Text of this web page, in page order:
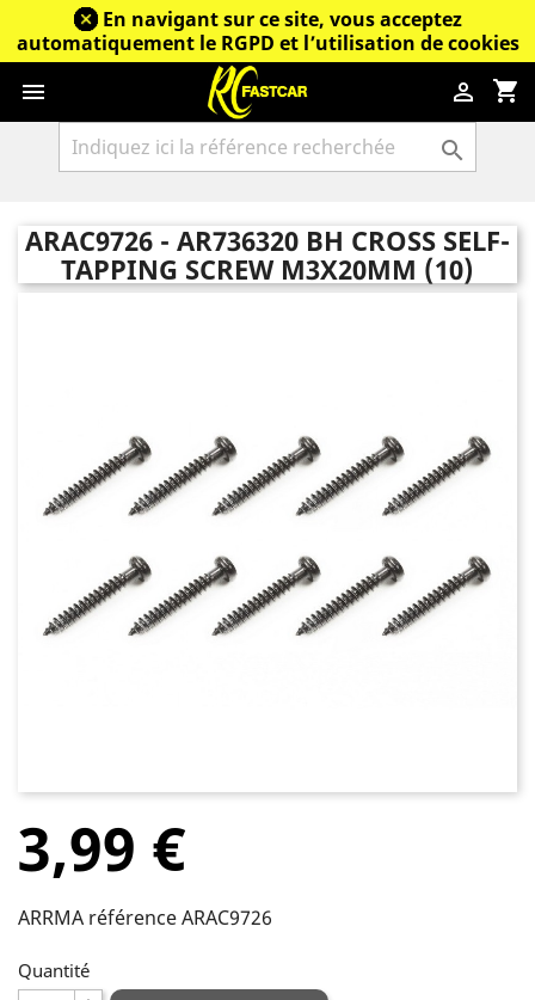
En navigant sur ce site, vous acceptez
automatiquement le RGPD et l’utilisation de cookies
 shopping_cart


ARAC9726 - AR736320 BH CROSS SELF-
TAPPING SCREW M3X20MM (10)
3,99 €
ARRMA référence ARAC9726
Quantité